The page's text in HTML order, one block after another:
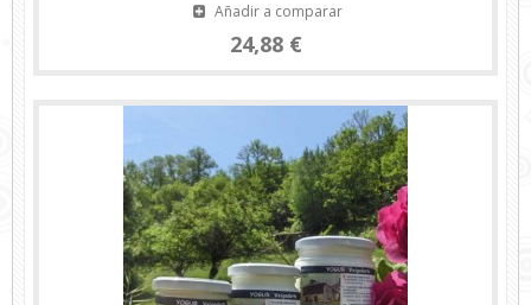
Añadir a comparar
24,88 €